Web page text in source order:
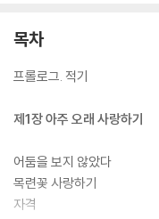
목차
프롤로그. 적기
제1장 아주 오래 사랑하기
어둠을 보지 않았다
목련꽃 사랑하기
자격